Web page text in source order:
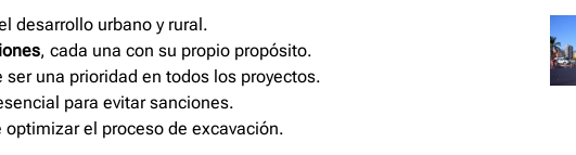
desarrollo urbano y rural.
, cada una con su propio propósito.
ser una prioridad en todos los proyectos.
para evitar sanciones.
el proceso de excavación.